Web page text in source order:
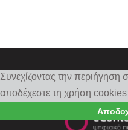
Συνεχίζοντας την περιήγηση
αποδέχεστε τη χρήση cookies